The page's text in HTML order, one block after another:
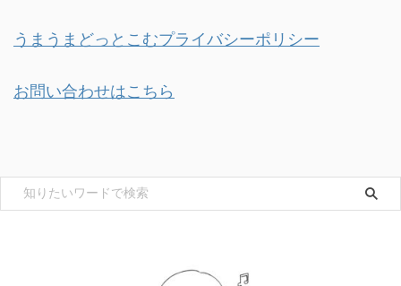
うまうまどっとこむプライバシーポリシー
お問い合わせはこちら